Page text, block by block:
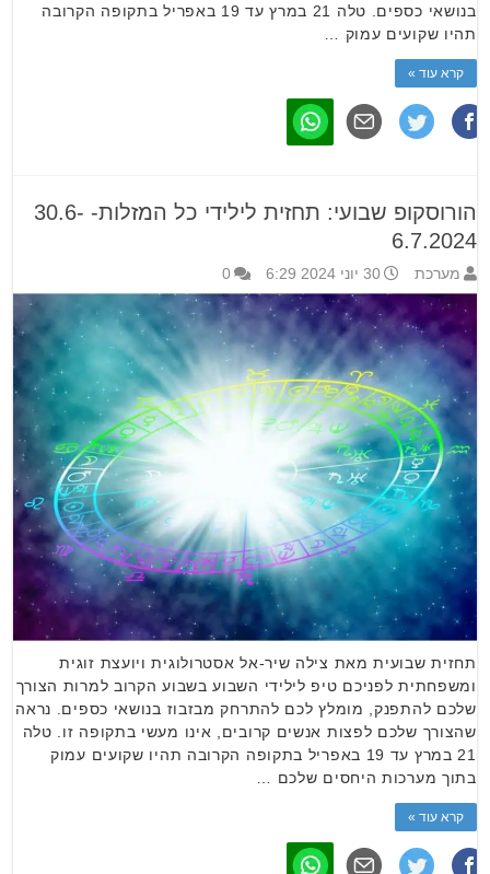
בנושאי כספים. טלה 21 במרץ עד 19 באפריל בתקופה הקרובה
תהיו שקועים עמוק …
קרא עוד »
הורוסקופ שבועי: תחזית לילידי כל המזלות- 30.6-
6.7.2024
מערכת 30 יוני 2024 6:29 0
תחזית שבועית מאת צילה שיר-אל אסטרולוגית ויועצת זוגית
ומשפחתית לפניכם טיפ לילידי השבוע בשבוע הקרוב למרות הצורך
שלכם להתפנק, מומלץ לכם להתרחק מבזבוז בנושאי כספים. נראה
שהצורך שלכם לפצות אנשים קרובים, אינו מעשי בתקופה זו. טלה
21 במרץ עד 19 באפריל בתקופה הקרובה תהיו שקועים עמוק
בתוך מערכות היחסים שלכם …
קרא עוד »